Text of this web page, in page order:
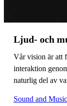
Ljud- och
Vår vision är att
interaktion
naturlig del av
Sound and